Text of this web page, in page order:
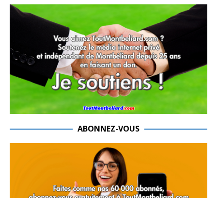
ABONNEZ-VOUS